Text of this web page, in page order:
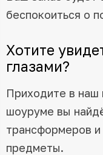
беспокоиться о
Хотите
глазами?
Приходите в наш
шоуруме вы
трансформеров
предметы.